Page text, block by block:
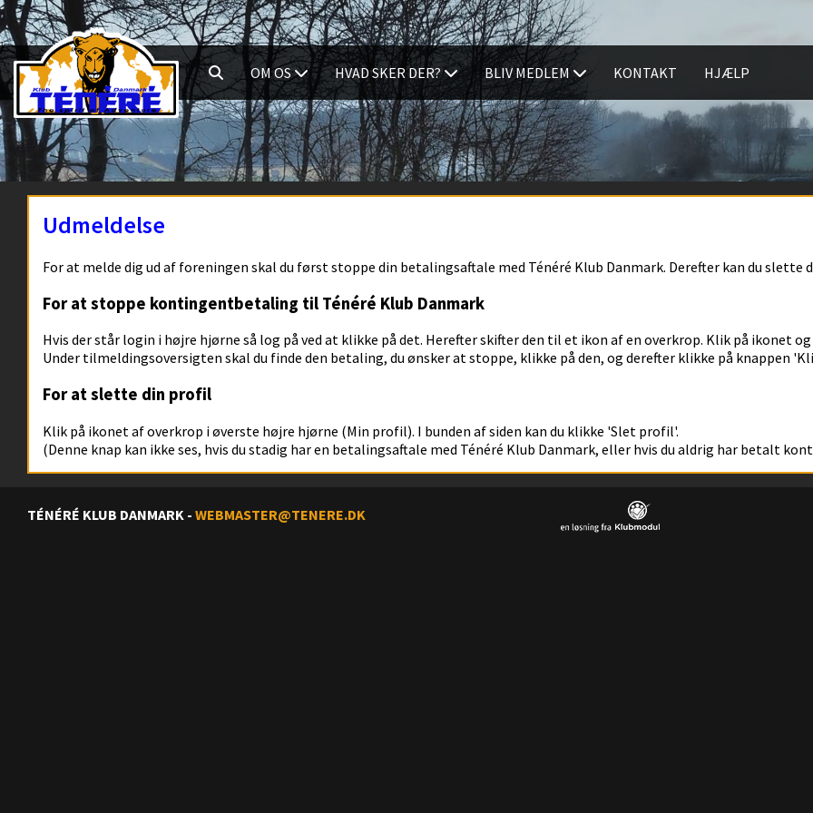
OM OS HVAD SKER DER? BLIV MEDLEM KONTAKT HJÆLP
Udmeldelse
For at melde dig ud af foreningen skal du først stoppe din betalingsaftale med Ténéré Klub Danmark. Derefter kan du slette
For at stoppe kontingentbetaling til Ténéré Klub Danmark
Hvis der står login i højre hjørne så log på ved at klikke på det. Herefter skifter den til et ikon af en overkrop. Klik på
Under tilmeldingsoversigten skal du finde den betaling, du ønsker at stoppe, klikke på den, og derefter klikke på knappen
For at slette din profil
Klik på ikonet af overkrop i øverste højre hjørne (Min profil). I bunden af siden kan du klikke 'Slet profil'.
(Denne knap kan ikke ses, hvis du stadig har en betalingsaftale med Ténéré Klub Danmark, eller hvis du aldrig har betalt
TÉNÉRÉ KLUB DANMARK - WEBMASTER@TENERE.DK